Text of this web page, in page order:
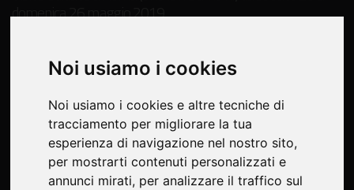
Noi usiamo i cookies
Noi usiamo i cookies e altre tecniche di
tracciamento per migliorare la tua
esperienza di navigazione nel nostro sito,
per mostrarti contenuti personalizzati e
annunci mirati, per analizzare il traffico sul
domenica 26 maggio 2019